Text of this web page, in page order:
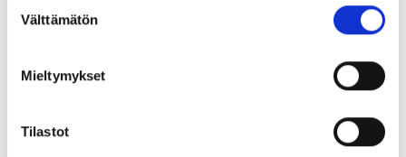
Lue tarkemmin
valinta
Välttämätön
Mieltymykset
Tilastot
Kumppanuusalustan kautta. Kumppanuusalusta edellyttää
rekisteröitymistä.
Aiheesta muualla